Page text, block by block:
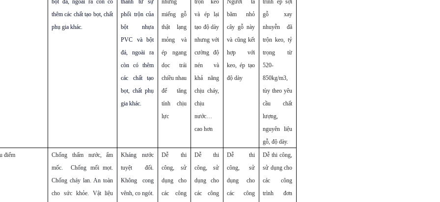
bột đá, ngoài ra còn có
thêm các chất tạo bọt, chất
phụ gia khác.
thành từ sự
phối trộn của
bột nhựa
PVC và bột
đá, ngoài ra
còn có thêm
các chất tạo
bọt, chất phụ
gia khác.
những
miếng gỗ
thật lạng
mỏng và
ép ngang
dọc trái
chiều nhau
để tăng
tính chịu
lực
trộn keo
và ép lại
tạo độ dày
nhưng với
cường độ
nén và
khả năng
chịu cháy,
chịu
nước…
cao hơn
Người ta
băm nhỏ
cây gỗ này
và cũng kết
hợp với
keo, ép tạo
độ dày
trình ép sợi
gỗ xay
nhuyễn đã
trộn keo, tỷ
trọng từ
520-
850kg/m3,
tùy theo yêu
cầu chất
lượng,
nguyên liệu
gỗ, độ dày.
điểm
Chống thấm nước, ẩm
mốc. Chống mối mọt.
Chống cháy lan. An toàn
cho sức khỏe. Vật liệu
Kháng nước
tuyệt đối.
Không cong
vênh, co ngót.
Dễ thi
công, sử
dụng cho
các công
Dễ thi
công, sử
dụng cho
các công
Dễ thi
công, sử
dụng cho
các công
Dễ thi công,
sử dụng cho
các công
trình đơn